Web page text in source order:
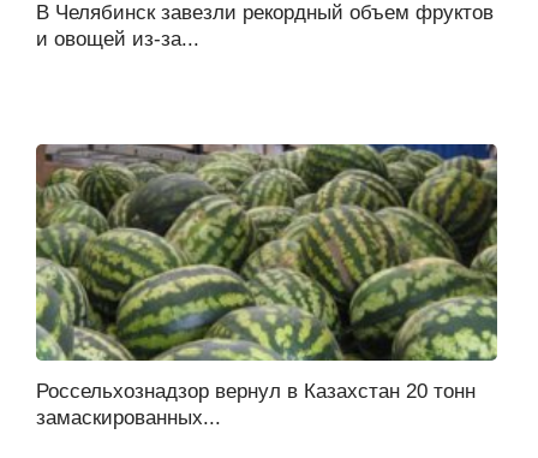
В Челябинск завезли рекордный объем фруктов
и овощей из-за...
Россельхознадзор вернул в Казахстан 20 тонн
замаскированных...